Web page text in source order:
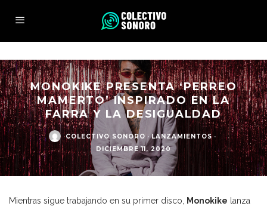
MONOKIKE PRESENTA ‘PERREO
MAMERTO’ INSPIRADO EN LA
FARRA Y LA DESIGUALDAD
COLECTIVO SONORO · LANZAMIENTOS ·
DICIEMBRE 11, 2020
Mientras sigue trabajando en su primer disco, Monokike lanza